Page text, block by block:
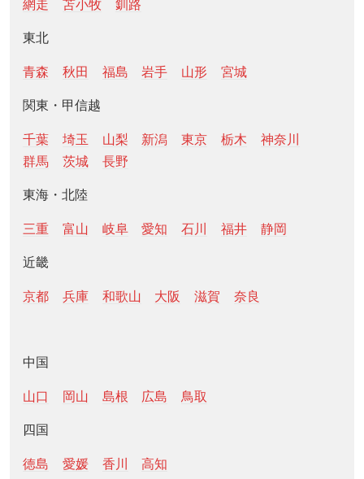
網走
苫小牧 釧路
東北
青森 秋田 福島 岩手 山形 宮城
関東・甲信越
千葉 埼玉 山梨 新潟 東京 栃木
神奈川
群馬
茨城 長野
東海・北陸
三重 富山 岐阜 愛知 石川 福井 静岡
近畿
京都 兵庫 和歌山 大阪 滋賀 奈良
中国
山口 岡山 島根 広島 鳥取
四国
徳島 愛媛 香川 高知